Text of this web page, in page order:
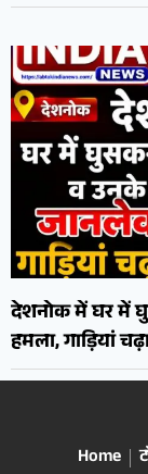
देशनोक में घर में
हमला, गाड़ियां
Home